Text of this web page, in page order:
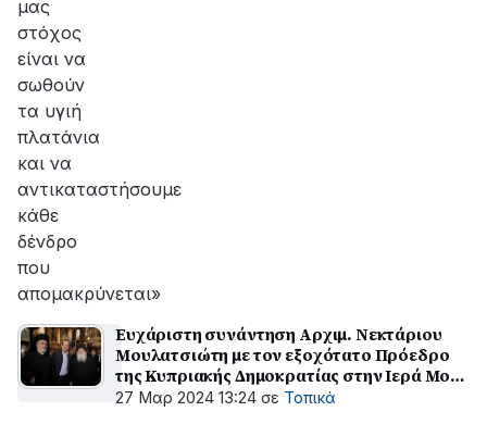
μας
στόχος
είναι να
σωθούν
τα υγιή
πλατάνια
και να
αντικαταστήσουμε
κάθε
δένδρο
που
απομακρύνεται»
Ευχάριστη συνάντηση Αρχιμ. Νεκτάριου
Μουλατσιώτη με τον εξοχότατο Πρόεδρο
της Κυπριακής Δημοκρατίας στην Ιερά Μονή
Βατοπαιδίου
27 Μαρ 2024 13:24 σε Τοπικά